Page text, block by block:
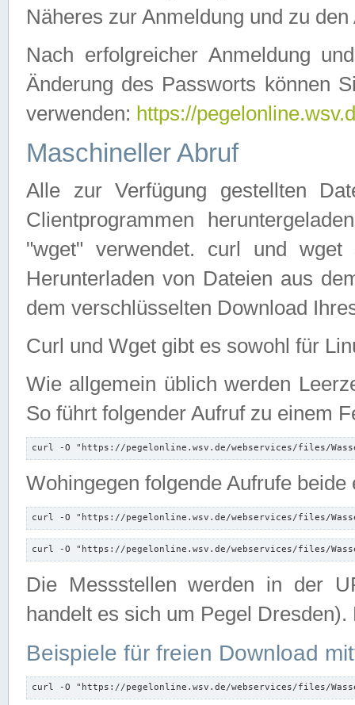
Näheres zur Anmeldung und zu
Nach erfolgreicher Anmeldung
Änderung des Passworts können
verwenden: https://
Maschineller Abruf
Alle zur Verfügung gestellten
Clientprogrammen
"wget" verwendet. curl und wget
Herunterladen von Dateien aus
dem verschlüsselten Download
Curl und Wget gibt es sowohl für
Wie allgemein üblich werden
So führt folgender Aufruf zu einem
curl -O "https://pegelonline.wsv.de/webservices/files/
Wohingegen folgende Aufrufe beide
curl -O "https://pegelonline.wsv.de/webservices/files/
curl -O "https://pegelonline.wsv.de/webservices/files/
Die Messstellen werden in der
handelt es sich um Pegel
Beispiele für freien Download
curl -O "https://pegelonline.wsv.de/webservices/files/